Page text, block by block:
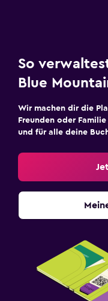
So
Blue
Wir machen dir die
Freunden oder
und für alle deine